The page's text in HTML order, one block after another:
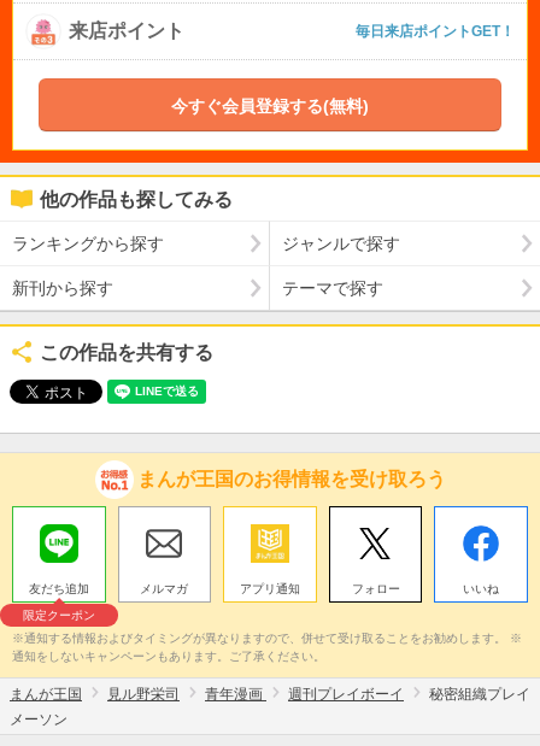
来店ポイント 毎日来店ポイントGET！
今すぐ会員登録する(無料)
他の作品も探してみる
ランキングから探す ジャンルで探す
新刊から探す テーマで探す
この作品を共有する
まんが王国のお得情報を受け取ろう
友だち追加
限定クーポン
メルマガ アプリ通知 フォロー いいね
※通知する情報およびタイミングが異なりますので、併せて受け取ることをお勧めします。 ※
通知をしないキャンペーンもあります。ご了承ください。
まんが王国 見ル野栄司 青年漫画 週刊プレイボーイ
秘密組織プレイ
メーソン